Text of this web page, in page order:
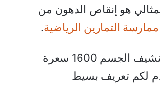
هو إنقاص الدهون من
ممارسة التمارين الرياضية.
هذه المقالة التي بين أيدينا تقدم برنامج غذائي لتنشيف الجسم 1600 سعرة
لكم تعريف بسيط